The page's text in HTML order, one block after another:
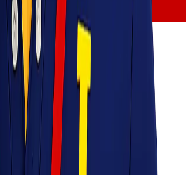
Manufaktur